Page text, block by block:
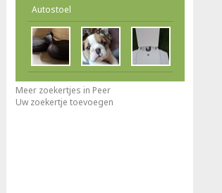
Autostoel
Meer zoekertjes in Peer
Uw zoekertje toevoegen